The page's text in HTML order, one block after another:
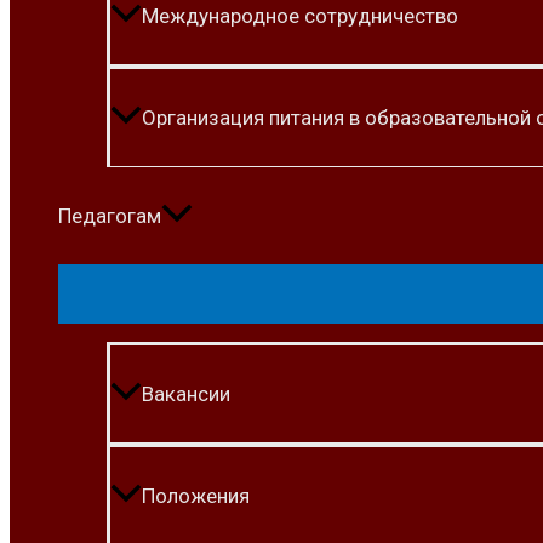
Международное сотрудничество
Организация питания в образовательной
Педагогам
Вакансии
Положения